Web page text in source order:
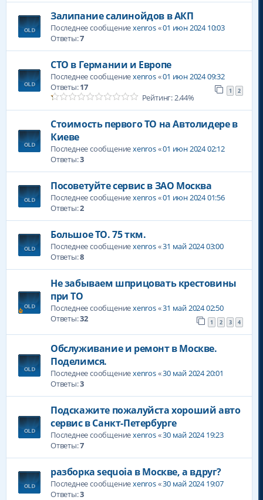
Залипание салинойдов в АКП
Последнее сообщениеxenros«01 июн 2024 10:03
Ответы:7
СТО в Германии и Европе
Последнее сообщениеxenros«01 июн 2024 09:32
Ответы:17 1 2
Рейтинг: 2.44%
Стоимость первого ТО на Автолидере в
Киеве
Последнее сообщениеxenros«01 июн 2024 02:12
Ответы:3
Посоветуйте сервис в ЗАО Москва
Последнее сообщениеxenros«01 июн 2024 01:56
Ответы:2
Большое ТО. 75 ткм.
Последнее сообщениеxenros«31 май 2024 03:00
Ответы:8
Не забываем шприцовать крестовины
при ТО
Последнее сообщениеxenros«31 май 2024 02:50
Ответы:32 1 2 3 4
Обслуживание и ремонт в Москве.
Поделимся.
Последнее сообщениеxenros«30 май 2024 20:01
Ответы:3
Подскажите пожалуйста хороший авто
сервис в Санкт-Петербурге
Последнее сообщениеxenros«30 май 2024 19:23
Ответы:7
разборка sequoia в Москве, а вдруг?
Последнее сообщениеxenros«30 май 2024 19:07
Ответы:3